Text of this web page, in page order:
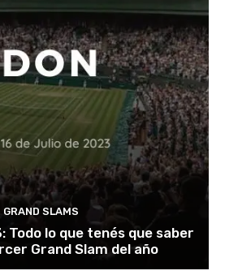
GRAND SLAMS
Todo lo que tenés que saber
Grand Slam del año